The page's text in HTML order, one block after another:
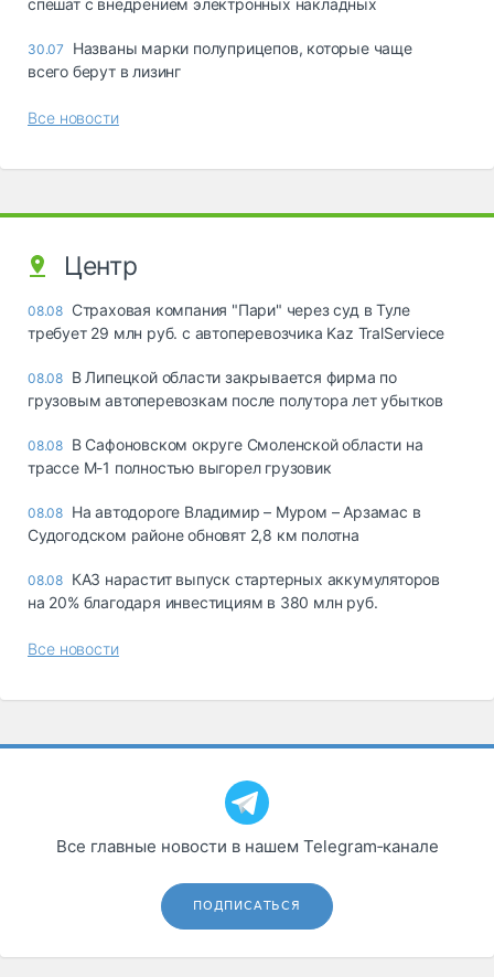
спешат с внедрением электронных накладных
30.07
Названы марки полуприцепов, которые чаще
всего берут в лизинг
Все новости
Центр
08.08 Страховая компания "Пари" через суд в Туле
требует 29 млн руб. с автоперевозчика Kaz TralServiece
08.08 В Липецкой области закрывается фирма по
грузовым автоперевозкам после полутора лет убытков
08.08 В Сафоновском округе Смоленской области на
трассе М-1 полностью выгорел грузовик
08.08 На автодороге Владимир – Муром – Арзамас в
Судогодском районе обновят 2,8 км полотна
08.08 КАЗ нарастит выпуск стартерных аккумуляторов
на 20% благодаря инвестициям в 380 млн руб.
Все новости
Все главные новости в нашем Telegram‑канале
ПОДПИСАТЬСЯ